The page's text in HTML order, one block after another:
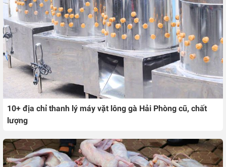
10+ địa chỉ thanh lý máy vặt lông gà Hải Phòng cũ, chất
lượng